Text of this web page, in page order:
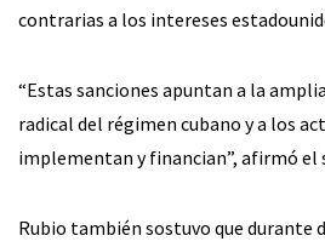
contrarias a los intereses
“Estas sanciones apuntan a la
radical del régimen cubano y a los
implementan y financian”, afirmó el
Rubio también sostuvo que durante